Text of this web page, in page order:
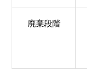
廃棄段階